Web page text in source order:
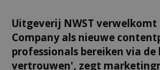
Uitgeverij NWST
Company als nieuwe
professionals bereiken via
vertrouwen', zegt